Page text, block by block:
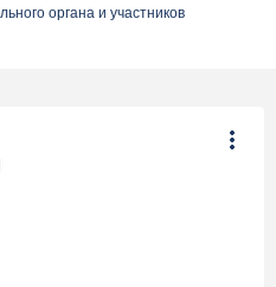
органа и участников